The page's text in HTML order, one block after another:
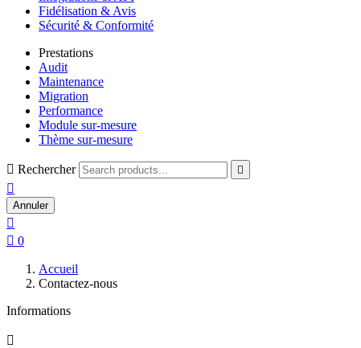
Fidélisation & Avis
Sécurité & Conformité
Prestations
Audit
Maintenance
Migration
Performance
Module sur-mesure
Thème sur-mesure
 Rechercher 

Annuler

 0
Accueil
Contactez-nous
Informations
